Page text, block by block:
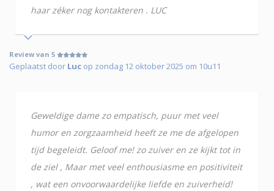
haar zéker nog kontakteren . LUC
Review van 5
Geplaatst door Luc op zondag 12 oktober 2025 om 10u11
Geweldige dame zo empatisch, puur met veel
humor en zorgzaamheid heeft ze me de afgelopen
tijd begeleidt. Geloof me! zo zuiver en ze kijkt tot in
de ziel , Maar met veel enthousiasme en positiviteit
, wat een onvoorwaardelijke liefde en zuiverheid!